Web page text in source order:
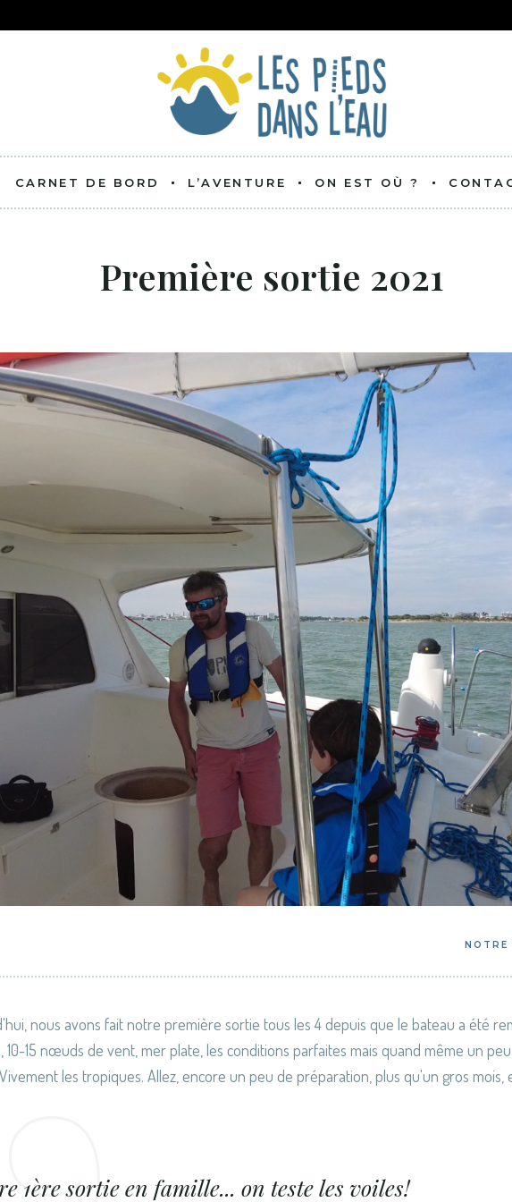
CARNET DE BORD L’AVENTURE
L’ÉQUIPAGE
LE BATEAU
ON EST OÙ ?
Première sortie 2021
NOTRE
nous avons fait notre première sortie tous les 4 depuis que le bateau a été
10-15 nœuds de vent, mer plate, les conditions parfaites mais quand même un
les tropiques. Allez, encore un peu de préparation, plus qu'un gros mois,
1ère sortie en famille... on teste les voiles!